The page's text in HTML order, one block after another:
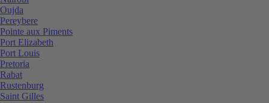
Oujda
Pereybere
Pointe aux Piments
Port Elizabeth
Port Louis
Pretoria
Rabat
Rustenburg
Saint Gilles